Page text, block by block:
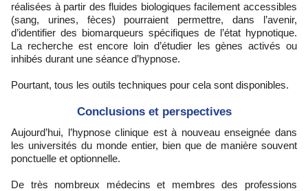
réalisées à partir des fluides biologiques facilement accessibles
(sang, urines, fèces) pourraient permettre, dans l’avenir,
d’identifier des biomarqueurs spécifiques de l’état hypnotique.
La recherche est encore loin d’étudier les gènes activés ou
inhibés durant une séance d’hypnose.
Pourtant, tous les outils techniques pour cela sont disponibles.
Conclusions et perspectives
Aujourd’hui, l’hypnose clinique est à nouveau enseignée dans
les universités du monde entier, bien que de manière souvent
ponctuelle et optionnelle.
De très nombreux médecins et membres des professions